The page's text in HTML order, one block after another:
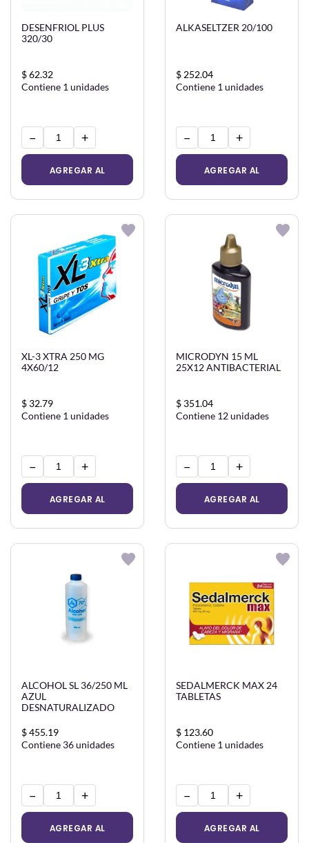
DESENFRIOL PLUS
320/30
$ 62.32
Contiene 1 unidades
− +
AGREGAR AL
CARRITO
ALKASELTZER 20/100
$ 252.04
Contiene 1 unidades
− +
AGREGAR AL
CARRITO
XL-3 XTRA 250 MG
4X60/12
$ 32.79
Contiene 1 unidades
− +
AGREGAR AL
CARRITO
MICRODYN 15 ML
25X12 ANTIBACTERIAL
$ 351.04
Contiene 12 unidades
− +
AGREGAR AL
CARRITO
ALCOHOL SL 36/250 ML
AZUL
DESNATURALIZADO
$ 455.19
Contiene 36 unidades
− +
AGREGAR AL
SEDALMERCK MAX 24
TABLETAS
$ 123.60
Contiene 1 unidades
− +
AGREGAR AL